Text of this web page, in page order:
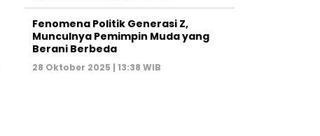
Fenomena Politik Generasi Z,
Munculnya Pemimpin Muda yang
Berani Berbeda
28 Oktober 2025 | 13:38 WIB